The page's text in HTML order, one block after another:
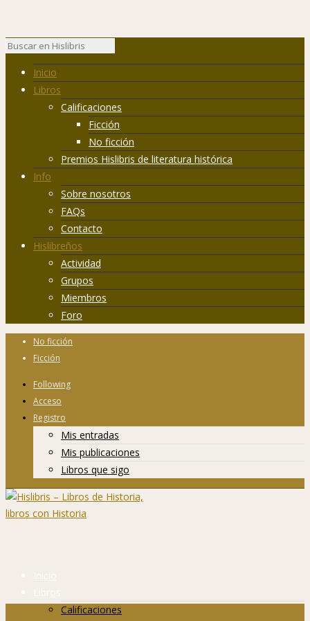
Inicio
Libros
Calificaciones
Ficción
No ficción
Premios Hislibris de literatura histórica
Info
Sobre nosotros
FAQs
Contacto
Hislibreños
Actividad
Grupos
Miembros
Foro
No ficción
Ficción
Following
Acceso
Registro
Mis entradas
Mis publicaciones
Libros que sigo
Inicio
Libros
Calificaciones